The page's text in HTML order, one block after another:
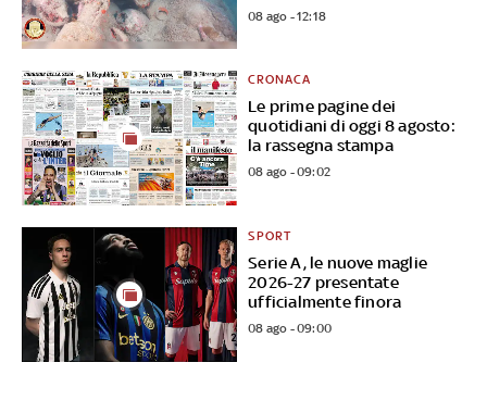
08 ago - 12:18
Le prime pagine dei
quotidiani di oggi 8 agosto:
la rassegna stampa
CRONACA
08 ago - 09:02
Serie A, le nuove maglie
2026-27 presentate
ufficialmente finora
SPORT
08 ago - 09:00